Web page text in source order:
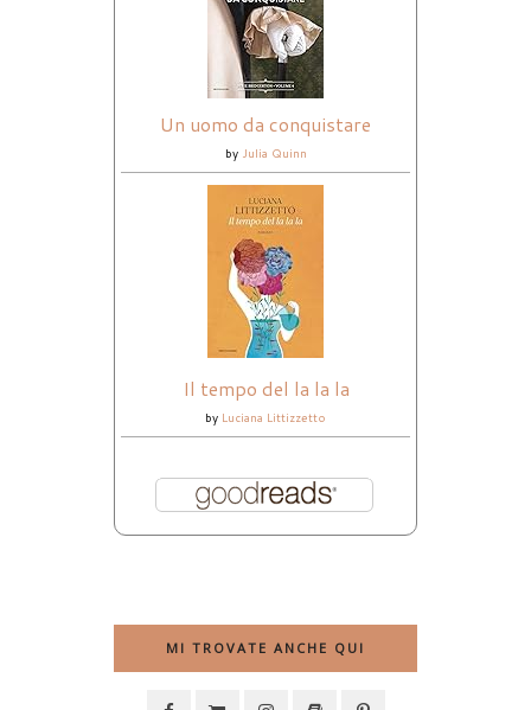
Un uomo da conquistare
by Julia Quinn
Il tempo del la la la
by Luciana Littizzetto
MI TROVATE ANCHE QUI